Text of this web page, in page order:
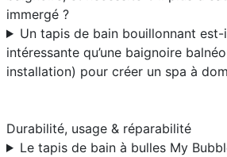
immergé ?
Un tapis de bain bouillonnant
intéressante qu’une baignoire
installation) pour créer un spa à
Durabilité, usage & réparabilité
Le tapis de bain à bulles My